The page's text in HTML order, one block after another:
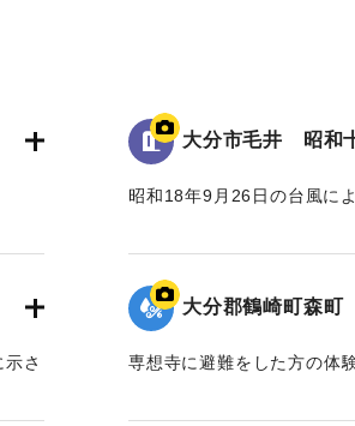
大分市毛井 昭和
昭和18年9月26日の台風に
水位は地面から3.5 mの位
｜固有コード:00481081
さ
大分郡鶴崎町森
専想寺に避難をした方の体